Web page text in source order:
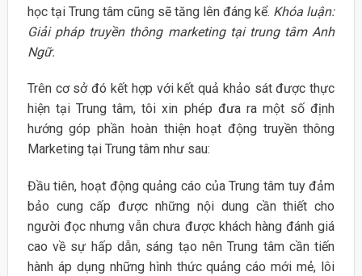
học tại Trung tâm cũng sẽ tăng lên đáng kể. Khóa luận:
Giải pháp truyền thông marketing tại trung tâm Anh
Ngữ.
Trên cơ sở đó kết hợp với kết quả khảo sát được thực
hiện tại Trung tâm, tôi xin phép đưa ra một số định
hướng góp phần hoàn thiện hoạt động truyền thông
Marketing tại Trung tâm như sau:
Đầu tiên, hoạt động quảng cáo của Trung tâm tuy đảm
bảo cung cấp được những nội dung cần thiết cho
người đọc nhưng vẫn chưa được khách hàng đánh giá
cao về sự hấp dẫn, sáng tạo nên Trung tâm cần tiến
hành áp dụng những hình thức quảng cáo mới mẻ, lôi